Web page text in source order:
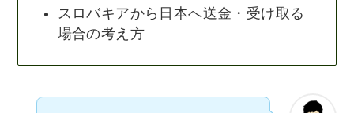
スロバキアから日本へ送金・受け取る
場合の考え方